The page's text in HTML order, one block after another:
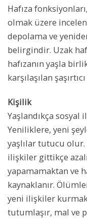
Hafıza
olmak üzere
depolama ve
belirgindir. Uzak
hafızanın yaşla
karşılaşılan
Kişilik
Yaşlandıkça
Yeniliklere, yeni
yaşlılar tutucu olur.
ilişkiler gittikçe
yapamamaktan ve
kaynaklanır.
yeni ilişkiler kurmak
tutumlaşır, mal ve